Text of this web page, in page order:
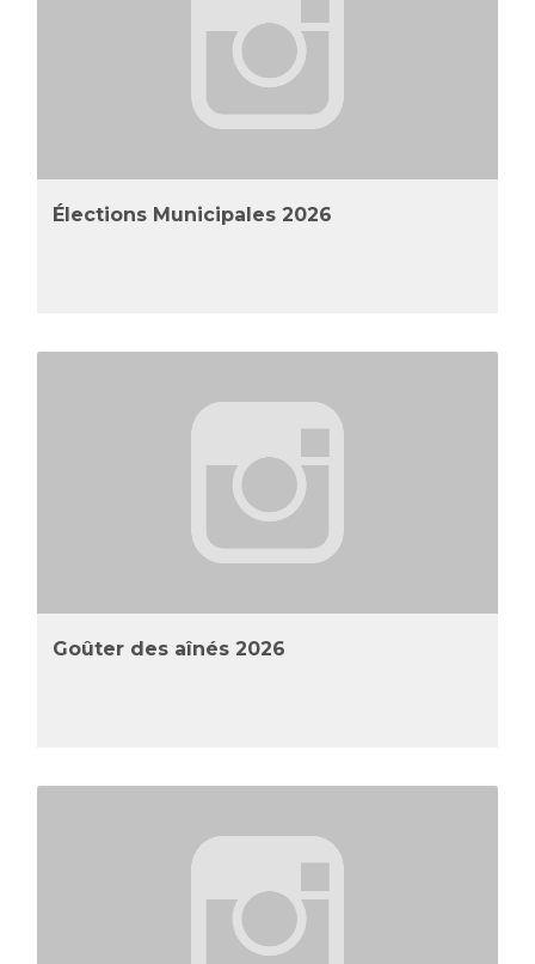
Élections Municipales 2026
Goûter des aînés 2026